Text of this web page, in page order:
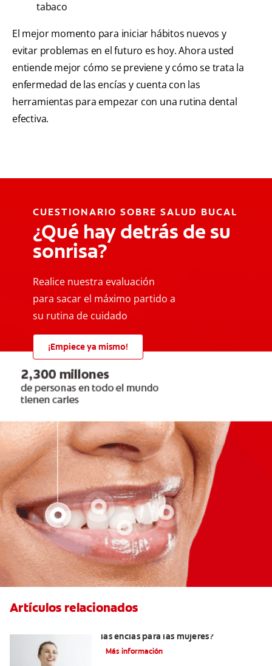
tabaco
El mejor momento para iniciar hábitos nuevos y
evitar problemas en el futuro es hoy. Ahora usted
entiende mejor cómo se previene y cómo se trata la
enfermedad de las encías y cuenta con las
herramientas para empezar con una rutina dental
efectiva.
CUESTIONARIO SOBRE SALUD BUCAL
¿Qué hay detrás de su
sonrisa?
Realice nuestra evaluación
para sacar el máximo partido a
su rutina de cuidado
¡Empiece ya mismo!
Artículos relacionados
las encías para las mujeres?
Más información